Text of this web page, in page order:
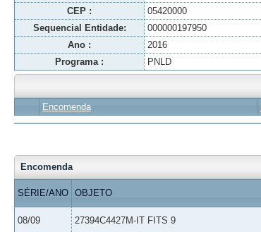
CEP :
05420000
Sequencial Entidade:
000000197950
Ano :
2016
Programa :
PNLD
Encomenda
Encomenda
SÉRIE/ANO OBJETO
08/09 27394C4427M-IT FITS 9